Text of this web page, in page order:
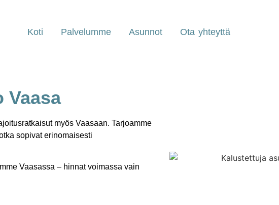
Koti Palvelumme Asunnot Ota yhteyttä
Vaasa
myös Vaasaan. Tarjoamme
sopivat erinomaisesti
Vaasassa – hinnat voimassa vain